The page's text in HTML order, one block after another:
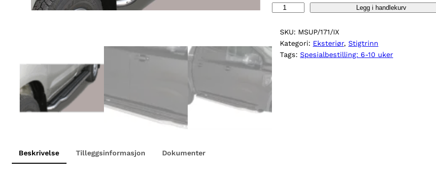
r
i
Legg i handlekurv
SKU: MSUP/171/IX
Kategori: Eksteriør, Stigtrinn
Tags: Spesialbestilling: 6-10 uker
Beskrivelse Tilleggsinformasjon Dokumenter